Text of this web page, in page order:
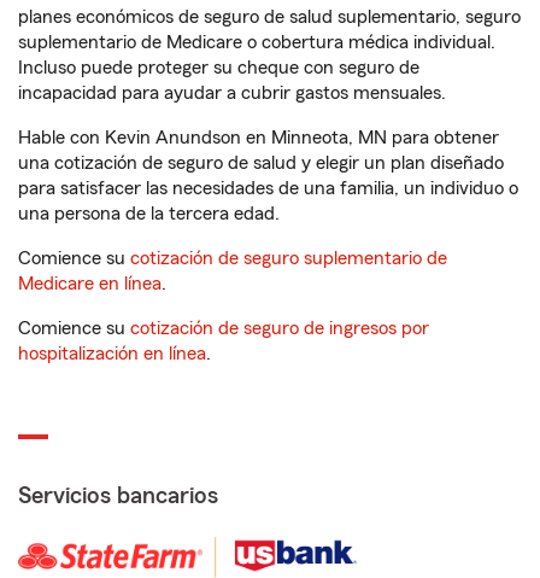
planes económicos de seguro de salud suplementario, seguro
suplementario de Medicare o cobertura médica individual.
Incluso puede proteger su cheque con seguro de
incapacidad para ayudar a cubrir gastos mensuales.
Hable con Kevin Anundson en Minneota, MN para obtener
una cotización de seguro de salud y elegir un plan diseñado
para satisfacer las necesidades de una familia, un individuo o
una persona de la tercera edad.
Comience su cotización de seguro suplementario de
Medicare en línea.
Comience su cotización de seguro de ingresos por
hospitalización en línea.
Servicios bancarios